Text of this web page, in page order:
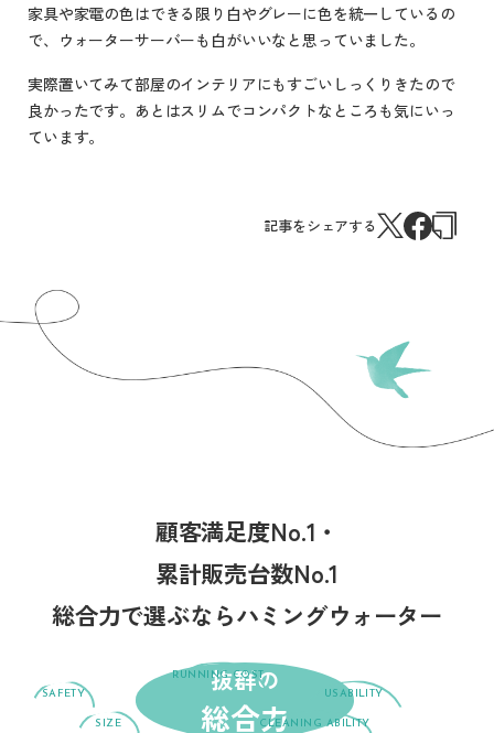
家具や家電の色はできる限り白やグレーに色を統一しているの
で、ウォーターサーバーも白がいいなと思っていました。
実際置いてみて部屋のインテリアにもすごいしっくりきたので
良かったです。あとはスリムでコンパクトなところも気にいっ
ています。
記事をシェアする
顧客満足度No.1・
累計販売台数No.1
総合力で選ぶならハミングウォーター
抜群の
総合力
RUNNING COST
ランニング
SAFETY
安全性
USABILITY
使いやすさ
SIZE CLEANING ABILITY